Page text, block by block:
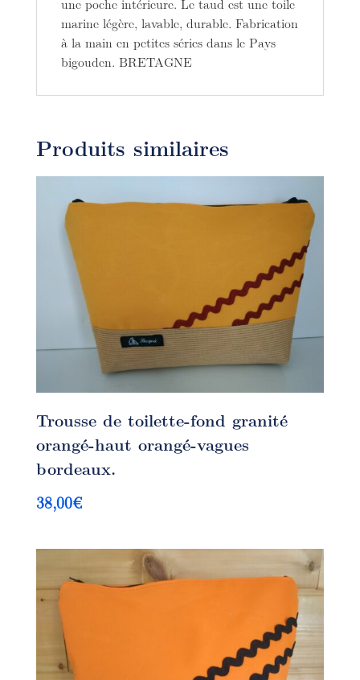
marine légère, lavable, durable. Fabrication
à la main en petites séries dans le Pays
bigouden. BRETAGNE
Produits similaires
Trousse de toilette-fond granité
orangé-haut orangé-vagues
bordeaux.
38,00€